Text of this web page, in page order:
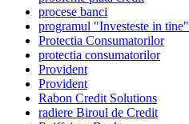
procese banci
programul "Investeste in tine"
Protectia Consumatorilor
protectia consumatorilor
Provident
Provident
Rabon Credit Solutions
radiere Biroul de Credit